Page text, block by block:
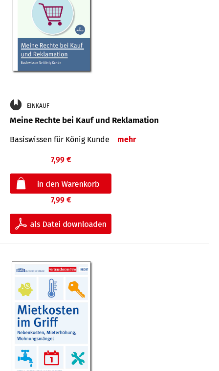
EINKAUF
Meine Rechte bei Kauf und Reklamation
Basiswissen für König Kunde mehr
7,99 €
7,99 €